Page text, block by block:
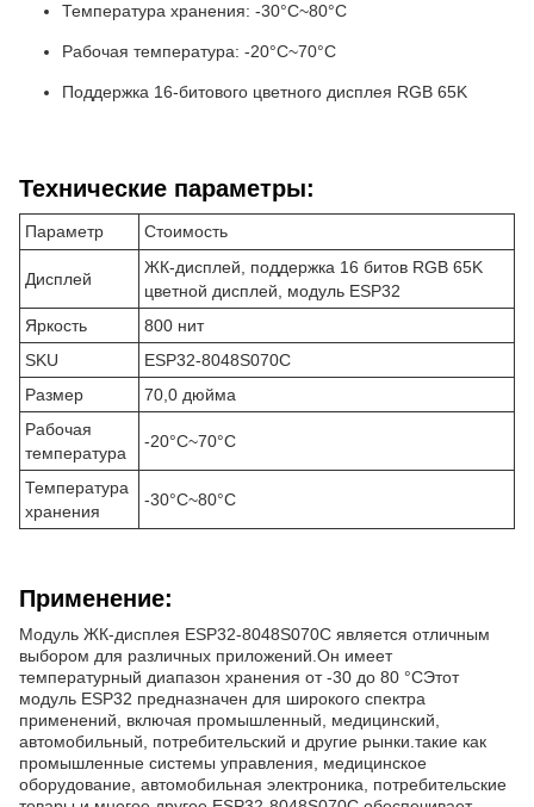
Температура хранения: -30°C~80°C
Рабочая температура: -20°C~70°C
Поддержка 16-битового цветного дисплея RGB 65K
Технические параметры:
Параметр Стоимость
Дисплей
ЖК-дисплей, поддержка 16 битов RGB 65K
цветной дисплей, модуль ESP32
Яркость
800 нит
SKU
ESP32-8048S070C
Размер
70,0 дюйма
Рабочая
температура
-20°C~70°C
Температура
хранения
-30°C~80°C
Применение:
Модуль ЖК-дисплея ESP32-8048S070C является отличным
выбором для различных приложений.Он имеет
температурный диапазон хранения от -30 до 80 °CЭтот
модуль ESP32 предназначен для широкого спектра
применений, включая промышленный, медицинский,
автомобильный, потребительский и другие рынки.такие как
промышленные системы управления, медицинское
оборудование, автомобильная электроника, потребительские